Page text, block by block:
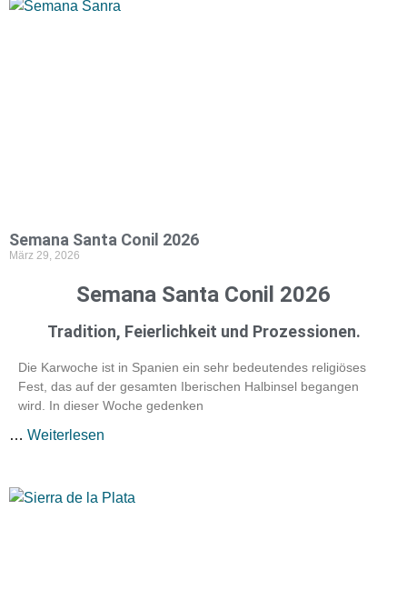
Semana Santa Conil 2026
März 29, 2026
Semana Santa Conil 2026
Tradition, Feierlichkeit und Prozessionen.
Die Karwoche ist in Spanien ein sehr bedeutendes religiöses
Fest, das auf der gesamten Iberischen Halbinsel begangen
wird. In dieser Woche gedenken
… Weiterlesen